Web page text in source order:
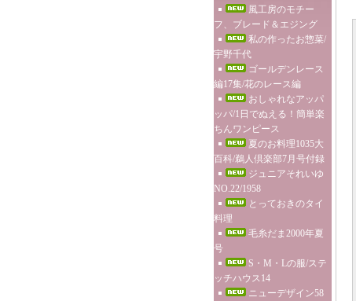
風工房のモチー
フ、ブレード＆エジング
私の作ったお惣菜/
宇野千代
ゴールデンレース
編17集/花のレース編
おしゃれなアッパ
ッパ/1日でぬえる！簡単楽
ちんワンピース
夏のお料理1035大
百科/鵜人倶楽部7月号付録
ジュニアそれいゆ
NO.22/1958
とっておきのタイ
料理
毛糸だま2000年夏
号
S・M・Lの服/ステ
ッチハウス14
ニューデザイン58